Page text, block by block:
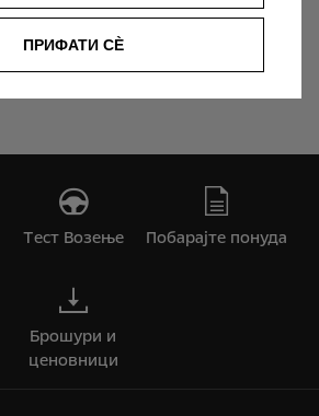
Tест Bозење
Побарајте понуда
Брошури и
ценовници
ПРИФАТИ СÈ